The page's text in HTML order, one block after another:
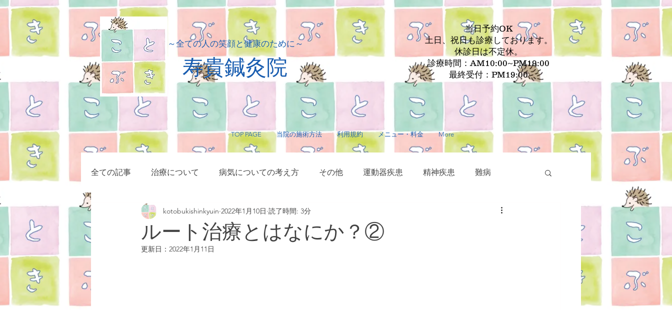
​～全ての人の笑顔と健康のために～
​寿貴鍼灸院
当日予約OK
土日、祝日も診療しております。
休診日は不定休。
診療時間：AM10:00~PM19:00
最終受付：PM19:00
TOP PAGE 当院の施術方法 利用規約 メニュー・料金 More
全ての記事 治療について 病気についての考え方 その他 運動器疾患 精神疾患 難病
小児疾患 症例集 マッサージ・指圧 毛髪に関する疾患 皮膚疾患
女性疾患 お知らせ
ルート治療とはなにか？②
kotobukishinkyuin 2022年1月10日 読了時間: 3分
更新日： 2022年1月11日